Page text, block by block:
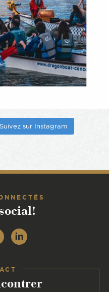
Suivez sur Instagram